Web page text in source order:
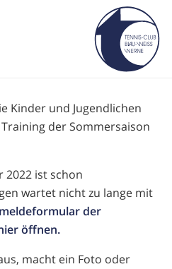
Kinder und Jugendlichen
der Sommersaison
2022 ist schon
wartet nicht zu lange mit
der
öffnen.
macht ein Foto oder